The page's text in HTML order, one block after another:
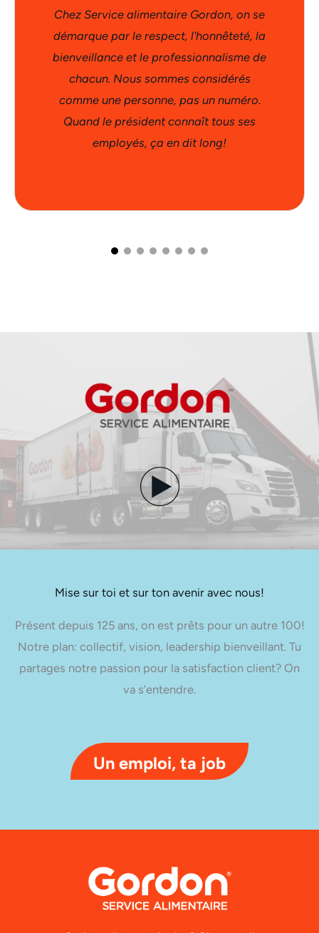
Chez Service alimentaire Gordon, on se
démarque par le respect, l'honnêteté, la
bienveillance et le professionnalisme de
chacun. Nous sommes considérés
comme une personne, pas un numéro.
Quand le président connaît tous ses
employés, ça en dit long!
Mise sur toi et sur ton avenir avec nous!
Présent depuis 125 ans, on est prêts pour un autre 100!
Notre plan: collectif, vision, leadership bienveillant. Tu
partages notre passion pour la satisfaction client? On
va s’entendre.
Un emploi, ta job